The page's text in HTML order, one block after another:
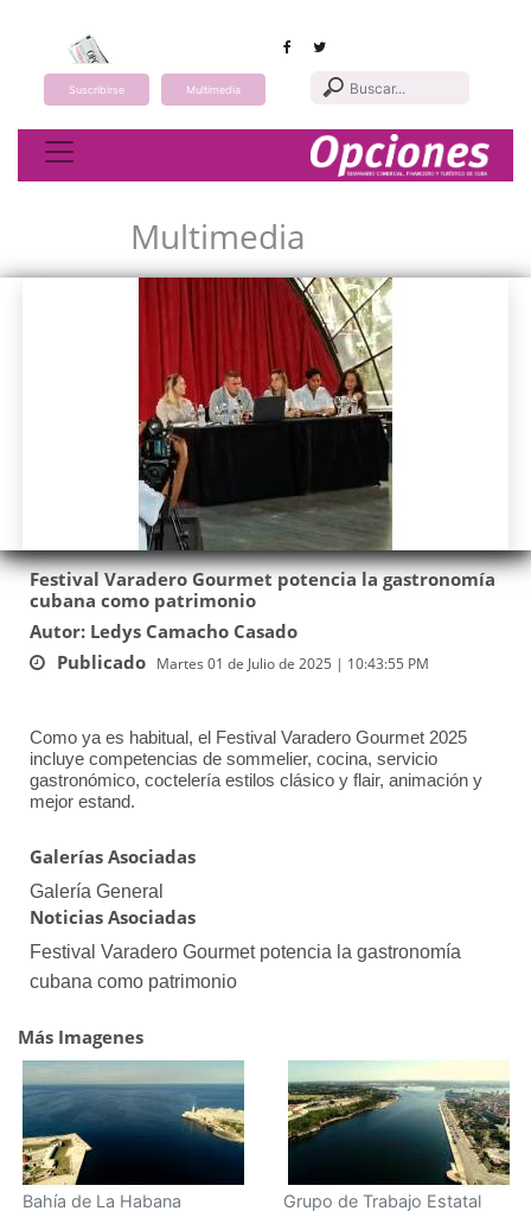
Suscribirse Multimedia
Toggle navigation
Multimedia
Festival Varadero Gourmet potencia la gastronomía
cubana como patrimonio
Autor: Ledys Camacho Casado
Publicado Martes 01 de Julio de 2025 | 10:43:55 PM
Como ya es habitual, el Festival Varadero Gourmet 2025
incluye competencias de sommelier, cocina, servicio
gastronómico, coctelería estilos clásico y flair, animación y
mejor estand.
Galerías Asociadas
Galería General
Noticias Asociadas
Festival Varadero Gourmet potencia la gastronomía
cubana como patrimonio
Más Imagenes
Bahía de La Habana
Grupo de Trabajo Estatal